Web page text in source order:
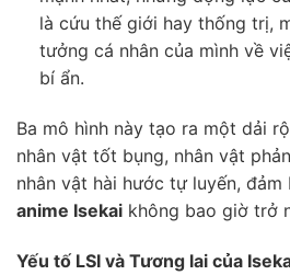
là cứu thế giới hay thống trị,
tưởng cá nhân của mình về
bí ẩn.
Ba mô hình này tạo ra một dải
nhân vật tốt bụng, nhân vật
nhân vật hài hước tự luyến,
anime Isekai không bao giờ trở
Yếu tố LSI và Tương lai của